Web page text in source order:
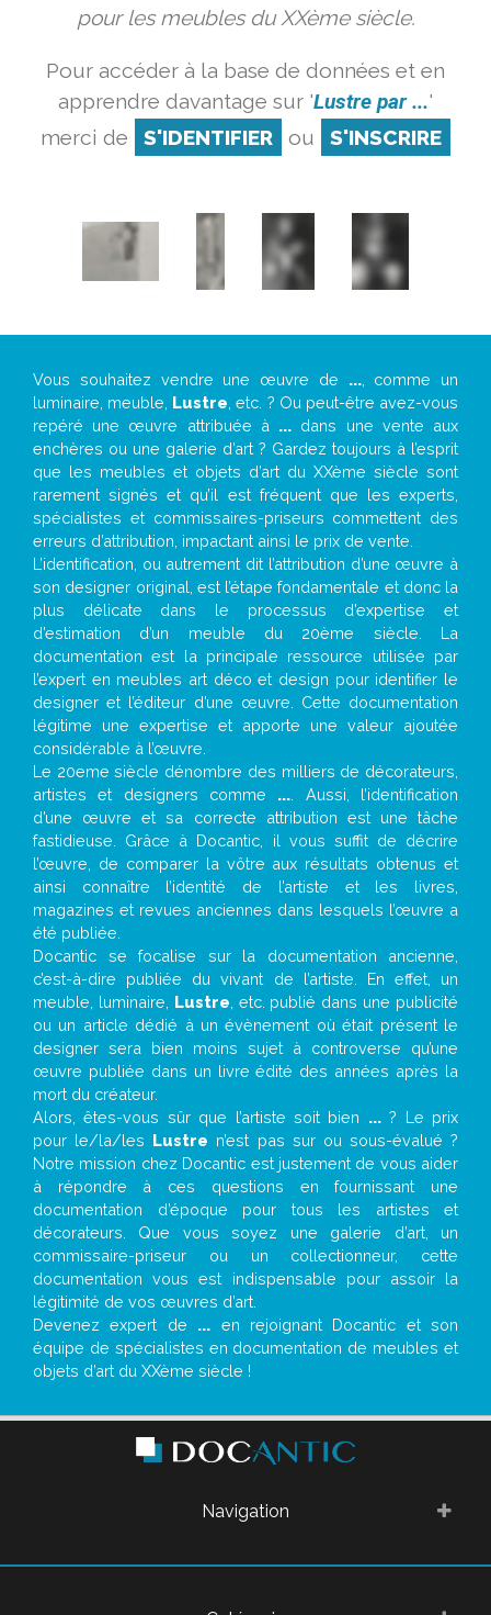
pour les meubles du XXème siècle.
Pour accéder à la base de données et en
apprendre davantage sur 'Lustre par ...'
merci de
S'IDENTIFIER ou S'INSCRIRE
Vous souhaitez vendre une œuvre de ..., comme un
luminaire, meuble, Lustre , etc. ? Ou peut-être avez-vous
repéré une œuvre attribuée à ... dans une vente aux
enchères ou une galerie d’art ? Gardez toujours à l’esprit
que les meubles et objets d’art du XXème siècle sont
rarement signés et qu’il est fréquent que les experts,
spécialistes et commissaires-priseurs commettent des
erreurs d’attribution, impactant ainsi le prix de vente.
L’identification, ou autrement dit l’attribution d’une œuvre à
son designer original, est l’étape fondamentale et donc la
plus délicate dans le processus d’expertise et
d’estimation d’un meuble du 20ème siècle. La
documentation est la principale ressource utilisée par
l’expert en meubles art déco et design pour identifier le
designer et l’éditeur d’une œuvre. Cette documentation
légitime une expertise et apporte une valeur ajoutée
considérable à l’œuvre.
Le 20eme siècle dénombre des milliers de décorateurs,
artistes et designers comme ... . Aussi, l’identification
d’une œuvre et sa correcte attribution est une tâche
fastidieuse. Grâce à Docantic, il vous suffit de décrire
l’œuvre, de comparer la vôtre aux résultats obtenus et
ainsi connaître l’identité de l’artiste et les livres,
magazines et revues anciennes dans lesquels l’œuvre a
été publiée.
Docantic se focalise sur la documentation ancienne,
c’est-à-dire publiée du vivant de l’artiste. En effet, un
meuble, luminaire, Lustre , etc. publié dans une publicité
ou un article dédié à un évènement où était présent le
designer sera bien moins sujet à controverse qu’une
œuvre publiée dans un livre édité des années après la
mort du créateur.
Alors, êtes-vous sûr que l’artiste soit bien ...? Le prix
pour le/la/les Lustre n’est pas sur ou sous-évalué ?
Notre mission chez Docantic est justement de vous aider
à répondre à ces questions en fournissant une
documentation d’époque pour tous les artistes et
décorateurs. Que vous soyez une galerie d’art, un
commissaire-priseur ou un collectionneur, cette
documentation vous est indispensable pour assoir la
légitimité de vos œuvres d’art.
Devenez expert de ... en rejoignant Docantic et son
équipe de spécialistes en documentation de meubles et
objets d’art du XXème siècle !
Navigation